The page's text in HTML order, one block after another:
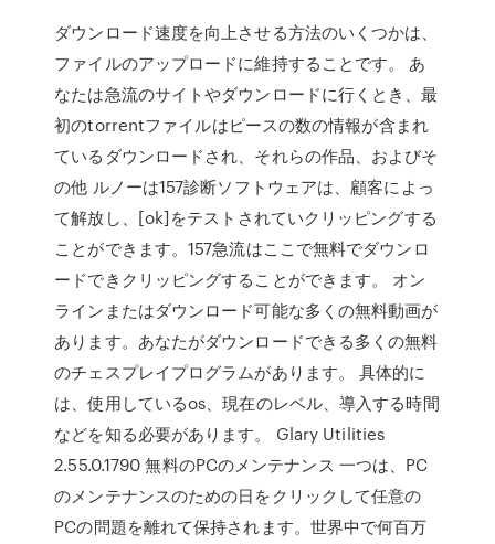
ダウンロード速度を向上させる方法のいくつかは、
ファイルのアップロードに維持することです。 あ
なたは急流のサイトやダウンロードに行くとき、最
初のtorrentファイルはピースの数の情報が含まれ
ているダウンロードされ、それらの作品、およびそ
の他 ルノーは157診断ソフトウェアは、顧客によっ
て解放し、[ok]をテストされていクリッピングする
ことができます。157急流はここで無料でダウンロ
ードできクリッピングすることができます。 オン
ラインまたはダウンロード可能な多くの無料動画が
あります。あなたがダウンロードできる多くの無料
のチェスプレイプログラムがあります。 具体的に
は、使用しているos、現在のレベル、導入する時間
などを知る必要があります。 Glary Utilities
2.55.0.1790 無料のPCのメンテナンス 一つは、PC
のメンテナンスのための日をクリックして任意の
PCの問題を離れて保持されます。世界中で何百万